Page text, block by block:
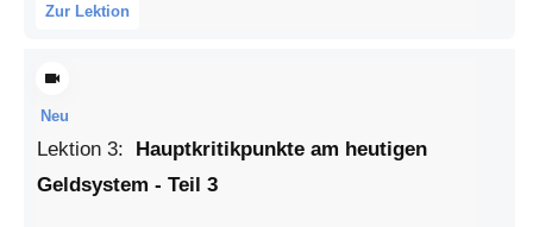
Zur Lektion
Neu
Lektion 3: Hauptkritikpunkte am heutigen
Geldsystem - Teil 3